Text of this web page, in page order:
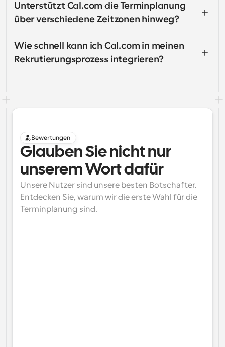
Unterstützt Cal.com die Terminplanung
über verschiedene Zeitzonen hinweg?
Wie schnell kann ich Cal.com in meinen
Rekrutierungsprozess integrieren?
Bewertungen
Glauben Sie nicht nur
unserem Wort dafür
Unsere Nutzer sind unsere besten Botschafter.
Entdecken Sie, warum wir die erste Wahl für die
Terminplanung sind.